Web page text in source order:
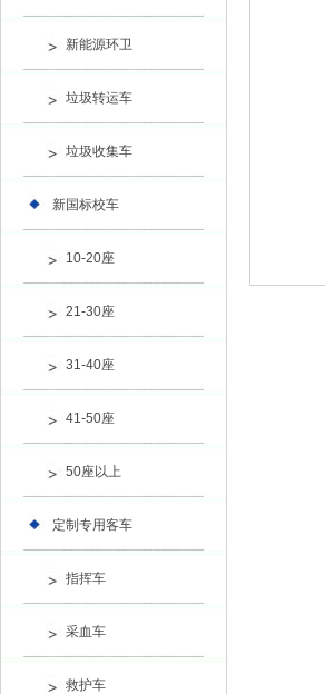
新能源环卫
垃圾转运车
垃圾收集车
新国标校车
10-20座
21-30座
31-40座
41-50座
50座以上
定制专用客车
指挥车
采血车
救护车